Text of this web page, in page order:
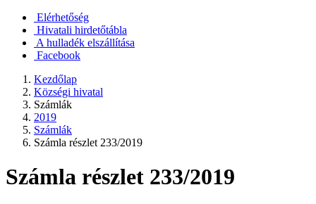
Elérhetőség
Hivatali hirdetőtábla
A hulladék elszállítása
Facebook
Kezdőlap
Községi hivatal
Számlák
2019
Számlák
Számla részlet 233/2019
Számla részlet 233/2019